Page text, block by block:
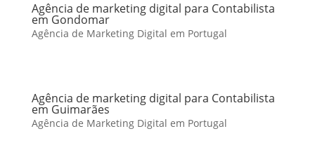
Agência de marketing digital para Contabilista
em Gondomar
Agência de Marketing Digital em Portugal
Agência de marketing digital para Contabilista
em Guimarães
Agência de Marketing Digital em Portugal